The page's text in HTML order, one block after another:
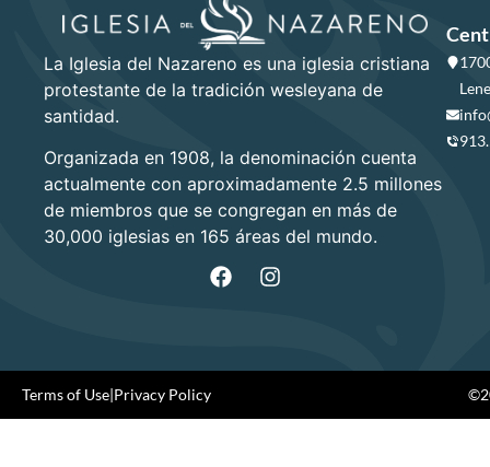
La Iglesia del Nazareno es una iglesia cristiana
protestante de la tradición wesleyana de
santidad.
Organizada en 1908, la denominación cuenta
actualmente con aproximadamente 2.5 millones
de miembros que se congregan en más de
30,000 iglesias en 165 áreas del mundo.
Terms of Use|Privacy Policy